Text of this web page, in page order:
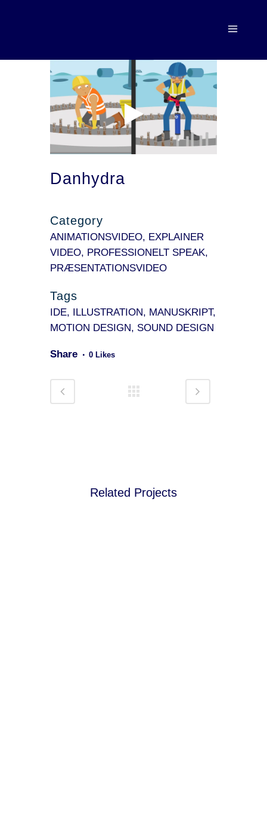
Danhydra
Category
ANIMATIONSVIDEO, EXPLAINER
VIDEO, PROFESSIONELT SPEAK,
PRÆSENTATIONSVIDEO
Tags
IDE, ILLUSTRATION, MANUSKRIPT,
MOTION DESIGN, SOUND DESIGN
Share 0 Likes
Related Projects